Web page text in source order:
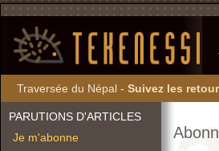
Traversée du Népal - Suivez les
PARUTIONS D'ARTICLES
Je m'abonne